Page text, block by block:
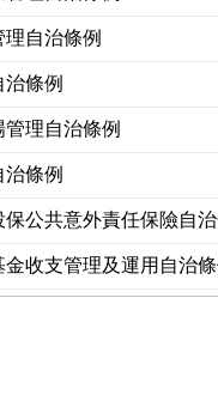
自治條例
條例
理自治條例
條例
公共意外責任保險自
收支管理及運用自治